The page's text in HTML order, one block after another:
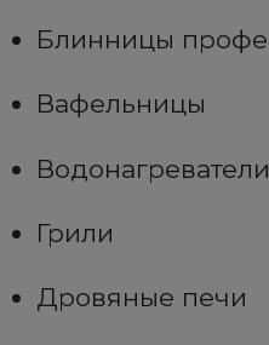
Блинницы
Вафельницы
Водонагреватели
Грили
Дровяные печи